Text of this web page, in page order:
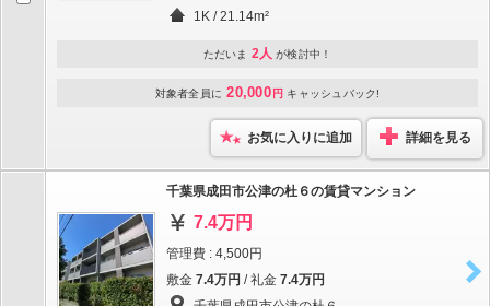
1K / 21.14m²
ただいま 2人 が検討中！
対象者全員に 20,000 円 キャッシュバック!
お気に入りに追加 詳細を見る
千葉県成田市公津の杜６の賃貸マンション
7.4万円
管理費 : 4,500円
敷金 7.4万円 / 礼金 7.4万円